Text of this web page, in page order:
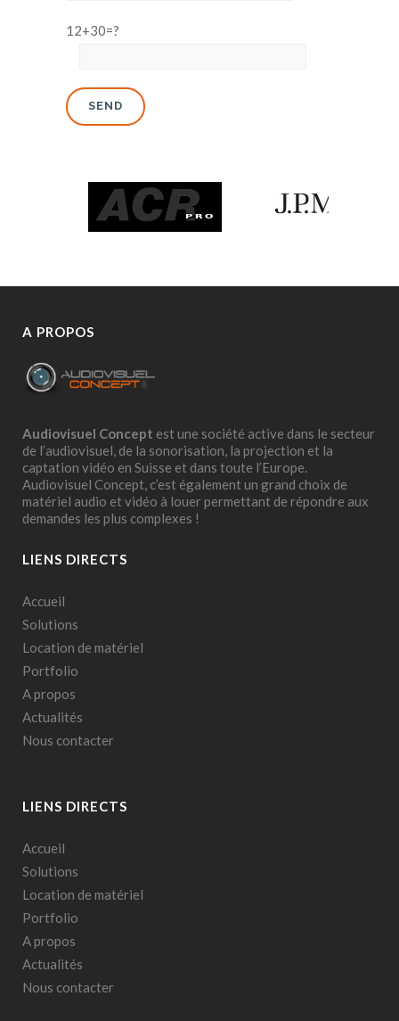
12+30=?
A PROPOS
Audiovisuel Concept est une société active dans le secteur
de l’audiovisuel, de la sonorisation, la projection et la
captation vidéo en Suisse et dans toute l’Europe.
Audiovisuel Concept, c’est également un grand choix de
matériel audio et vidéo à louer permettant de répondre aux
demandes les plus complexes !
LIENS DIRECTS
Accueil
Solutions
Location de matériel
Portfolio
A propos
Actualités
Nous contacter
LIENS DIRECTS
Accueil
Solutions
Location de matériel
Portfolio
A propos
Actualités
Nous contacter